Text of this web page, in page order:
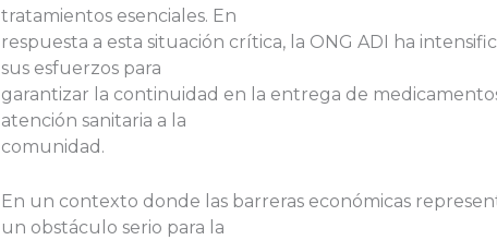
tratamientos esenciales. En
respuesta a esta situación crítica, la ONG ADI ha
sus esfuerzos para
garantizar la continuidad en la entrega de
atención sanitaria a la
comunidad.
En un contexto donde las barreras económicas
un obstáculo serio para la